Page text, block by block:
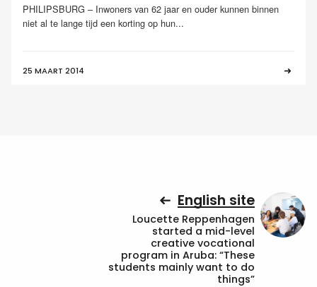
PHILIPSBURG – Inwoners van 62 jaar en ouder kunnen binnen
niet al te lange tijd een korting op hun...
25 MAART 2014
English site
Loucette Reppenhagen
started a mid-level
creative vocational
program in Aruba: “These
students mainly want to do
things”